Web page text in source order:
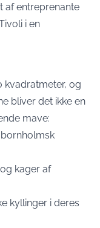
af entreprenante
i en
kvadratmeter, og
bliver det ikke en
mave:
kager af
kyllinger i deres